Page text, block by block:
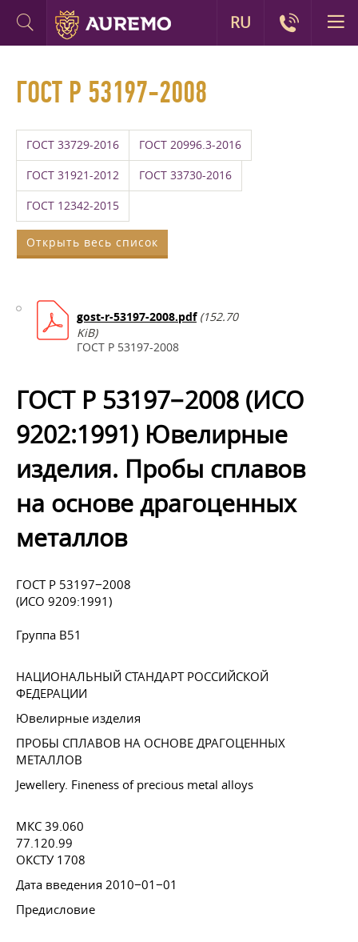
ГОСТ Р 53197-2008
ГОСТ 33729-2016 ГОСТ 20996.3-2016
ГОСТ 31921-2012 ГОСТ 33730-2016
ГОСТ 12342-2015
Открыть весь список
gost-r-53197-2008.pdf (152.70
KiB)
ГОСТ Р 53197-2008
ГОСТ Р 53197−2008 (ИСО
9202:1991) Ювелирные
изделия. Пробы сплавов
на основе драгоценных
металлов
ГОСТ Р 53197−2008
(ИСО 9209:1991)
Группа В51
НАЦИОНАЛЬНЫЙ СТАНДАРТ РОССИЙСКОЙ
ФЕДЕРАЦИИ
Ювелирные изделия
ПРОБЫ СПЛАВОВ НА ОСНОВЕ ДРАГОЦЕННЫХ
МЕТАЛЛОВ
Jewellery. Fineness of precious metal alloys
МКС 39.060
77.120.99
ОКСТУ 1708
Дата введения 2010−01−01
Предисловие
RU